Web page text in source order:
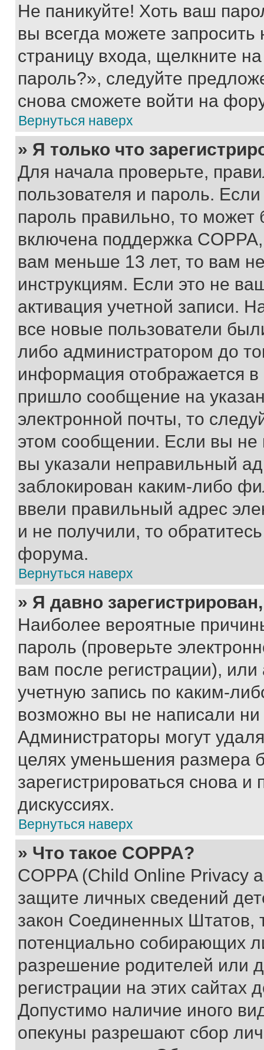
Не паникуйте! Хоть ваш
вы всегда можете
страницу входа, щелкните
пароль?», следуйте
снова сможете войти на
Вернуться наверх
» Я только что
Для начала проверьте,
пользователя и пароль.
пароль правильно, то может
включена поддержка
вам меньше 13 лет, то вам
инструкциям. Если это не
активация учетной записи.
все новые пользователи
либо администратором до
информация отображается
пришло сообщение на
электронной почты, то
этом сообщении. Если вы
вы указали неправильный
заблокирован каким-либо
ввели правильный адрес
и не получили, то
форума.
Вернуться наверх
» Я давно
Наиболее вероятные
пароль (проверьте
вам после регистрации),
учетную запись по каким-
возможно вы не написали
Администраторы могут
целях уменьшения размера
зарегистрироваться снова и
дискуссиях.
Вернуться наверх
» Что такое COPPA?
COPPA (Child Online Privacy
защите личных сведений
закон Соединенных Штатов,
потенциально собирающих
разрешение родителей или
регистрации на этих сайтах
Допустимо наличие иного
опекуны разрешают сбор